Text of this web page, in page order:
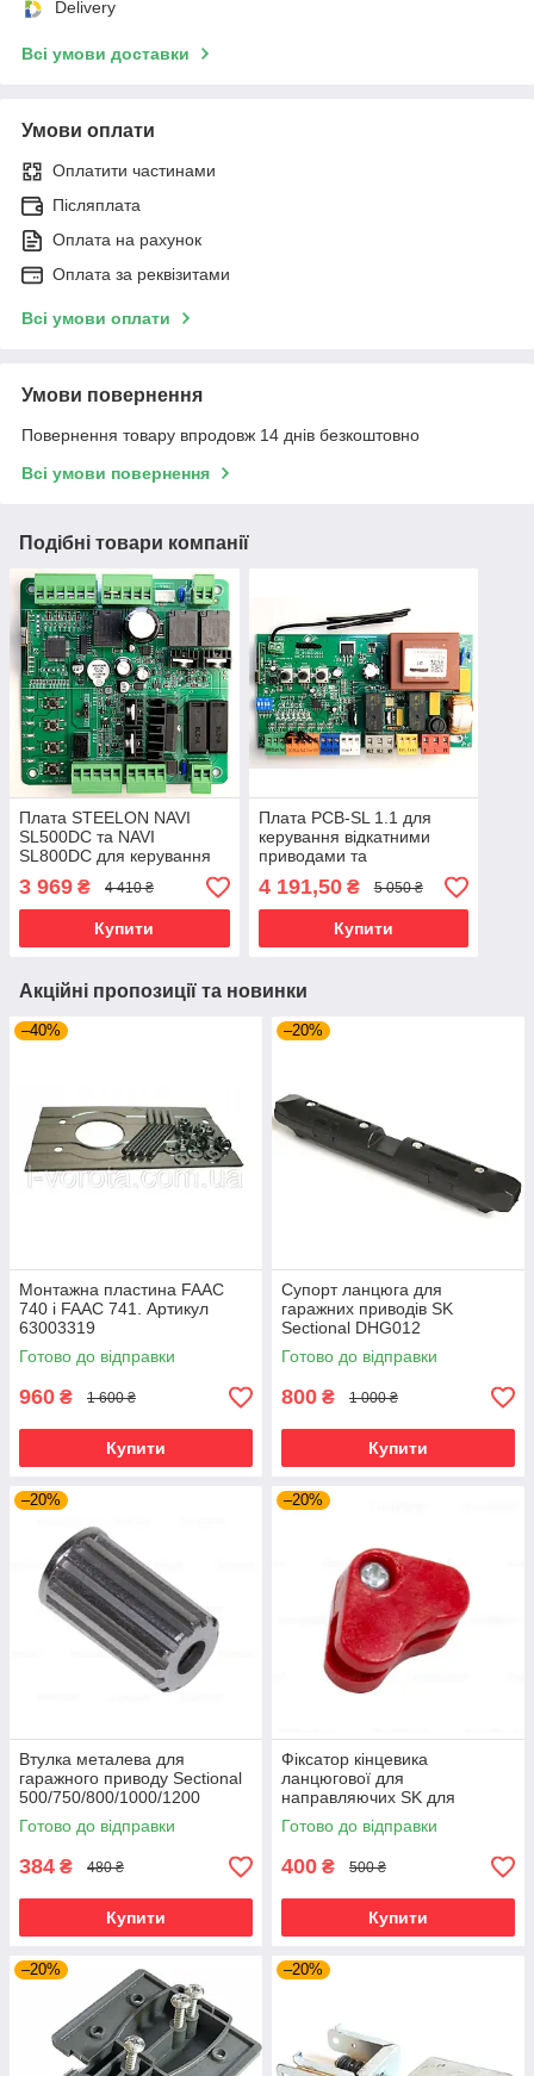
Delivery
Всі умови доставки
Умови оплати
Оплатити частинами
Післяплата
Оплата на рахунок
Оплата за реквізитами
Всі умови оплати
Умови повернення
Повернення товару впродовж 14 днів безкоштовно
Всі умови повернення
Подібні товари компанії
Плата STEELON NAVI
SL500DC та NAVI
SL800DC для керування
відкатними приводами
3 969 ₴ 4 410 ₴
Купити
Плата PCB-SL 1.1 для
керування відкатними
приводами та
шлагбаумами Doorhan
4 191,50₴ 5 050 ₴
Купити
Акційні пропозиції та новинки
–40%
Монтажна пластина FAAC
740 і FAAC 741. Артикул
63003319​​​​​​​
Готово до відправки
960 ₴ 1 600 ₴
Купити
–20%
Супорт ланцюга для
гаражних приводів SK
Sectional DHG012
Готово до відправки
800 ₴ 1 000 ₴
Купити
–20%
Втулка металева для
гаражного приводу Sectional
500/750/800/1000/1200
Артикул DHG015.
Готово до відправки
384 ₴ 480 ₴
Купити
–20%
Фіксатор кінцевика
ланцюгової для
направляючих SK для
гаражного приводу Sectional
Готово до відправки
400 ₴ 500 ₴
Купити
–20% –20%